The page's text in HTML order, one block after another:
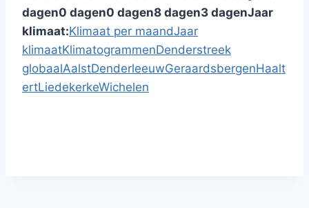
dagen0 dagen0 dagen8 dagen3 dagenJaar
klimaat:Klimaat per maandJaar
klimaatKlimatogrammenDenderstreek
globaalAalstDenderleeuwGeraardsbergenHaalt
ertLiedekerkeWichelen